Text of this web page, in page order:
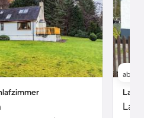
ab